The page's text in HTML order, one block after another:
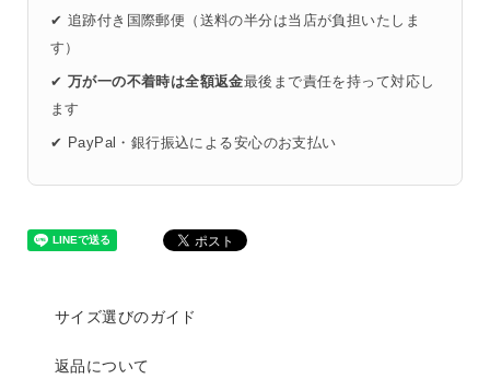
✔ 追跡付き国際郵便（送料の半分は当店が負担いたしま
す）
✔ 万が一の不着時は全額返金最後まで責任を持って対応し
ます
✔ PayPal・銀行振込による安心のお支払い
サイズ選びのガイド
返品について